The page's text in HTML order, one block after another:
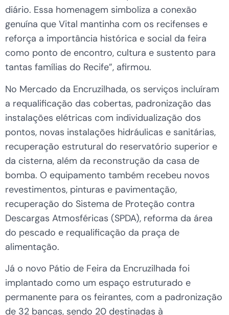
diário. Essa homenagem simboliza a conexão
genuína que Vital mantinha com os recifenses e
reforça a importância histórica e social da feira
como ponto de encontro, cultura e sustento para
tantas famílias do Recife”, afirmou.
No Mercado da Encruzilhada, os serviços incluíram
a requalificação das cobertas, padronização das
instalações elétricas com individualização dos
pontos, novas instalações hidráulicas e sanitárias,
recuperação estrutural do reservatório superior e
da cisterna, além da reconstrução da casa de
bomba. O equipamento também recebeu novos
revestimentos, pinturas e pavimentação,
recuperação do Sistema de Proteção contra
Descargas Atmosféricas (SPDA), reforma da área
do pescado e requalificação da praça de
alimentação.
Já o novo Pátio de Feira da Encruzilhada foi
implantado como um espaço estruturado e
permanente para os feirantes, com a padronização
de 32 bancas, sendo 20 destinadas à